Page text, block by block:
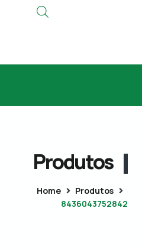
Produtos
Home
Produtos
8436043752842